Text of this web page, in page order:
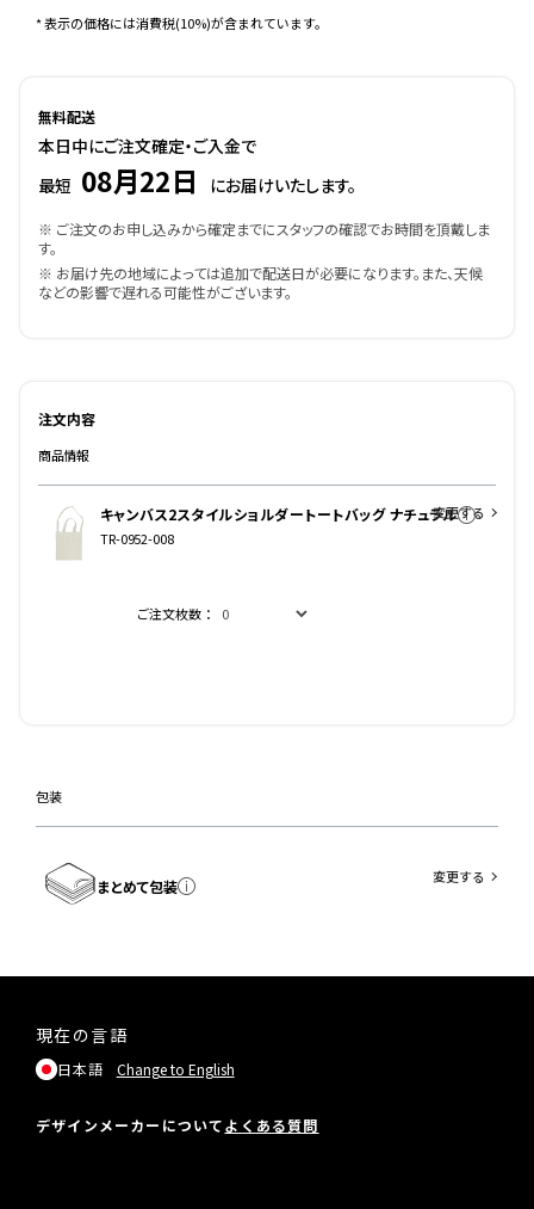
* 表示の価格には消費税(10%)が含まれています。
無料配送
本日中にご注文確定・ご入金で
最短 08月22日 にお届けいたします。
※ ご注文のお申し込みから確定までにスタッフの確認でお時間を頂戴しま
す。
※ お届け先の地域によっては追加で配送日が必要になります。また、天候
などの影響で遅れる可能性がございます。
注文内容
商品情報
キャンバス2スタイルショルダートートバッグ ナチュラル
TR-0952-008
ご注文枚数：
変更する
包装
まとめて包装 変更する
現在の言語
日本語 Change to English
デザインメーカーについてよくある質問